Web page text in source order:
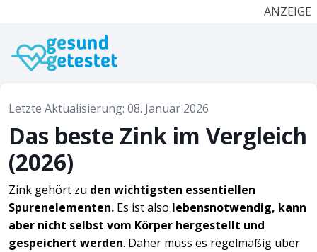
ANZEIGE
Letzte Aktualisierung: 08. Januar 2026
Das beste Zink im Vergleich
(2026)
Zink gehört zu den wichtigsten essentiellen
Spurenelementen. Es ist also lebensnotwendig, kann
aber nicht selbst vom Körper hergestellt und
gespeichert werden. Daher muss es regelmäßig über